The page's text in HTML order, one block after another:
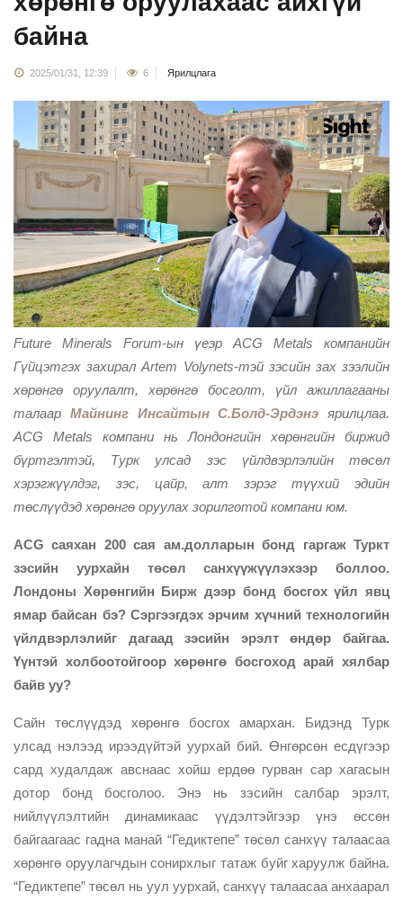
байна
2025/01/31, 12:39 6 Ярилцлага
Future Minerals Forum-ын үеэр ACG Metals компанийн
Гүйцэтгэх захирал Artem Volynets-тэй зэсийн зах зээлийн
хөрөнгө оруулалт, хөрөнгө босголт, үйл ажиллагааны
талаар Майнинг Инсайтын С.Болд-Эрдэнэ ярилцлаа.
ACG Metals компани нь Лондонгийн хөрөнгийн биржид
бүртгэлтэй, Турк улсад зэс үйлдвэрлэлийн төсөл
хэрэгжүүлдэг, зэс, цайр, алт зэрэг түүхий эдийн
төслүүдэд хөрөнгө оруулах зорилготой компани юм.
ACG саяхан 200 сая ам.долларын бонд гаргаж Туркт
зэсийн уурхайн төсөл санхүүжүүлэхээр боллоо.
Лондоны Хөрөнгийн Бирж дээр бонд босгох үйл явц
ямар байсан бэ? Сэргээгдэх эрчим хүчний технологийн
үйлдвэрлэлийг дагаад зэсийн эрэлт өндөр байгаа.
Үүнтэй холбоотойгоор хөрөнгө босгоход арай хялбар
байв уу?
Сайн төслүүдэд хөрөнгө босгох амархан. Бидэнд Турк
улсад нэлээд ирээдүйтэй уурхай бий. Өнгөрсөн есдүгээр
сард худалдаж авснаас хойш ердөө гурван сар хагасын
дотор бонд босголоо. Энэ нь зэсийн салбар эрэлт,
нийлүүлэлтийн динамикаас үүдэлтэйгээр үнэ өссөн
байгаагаас гадна манай “Гедиктепе” төсөл санхүү талаасаа
хөрөнгө оруулагчдын сонирхлыг татаж буйг харуулж байна.
“Гедиктепе” төсөл нь уул уурхай, санхүү талаасаа анхаарал